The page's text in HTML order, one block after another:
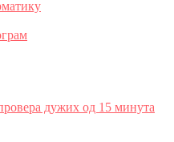
дужих од 15 минута